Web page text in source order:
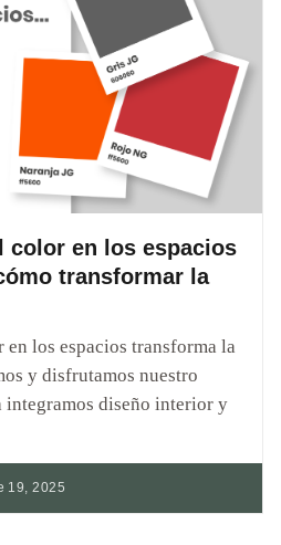
color en los espacios
transformar la
los espacios transforma la
y disfrutamos nuestro
integramos diseño interior y
19, 2025